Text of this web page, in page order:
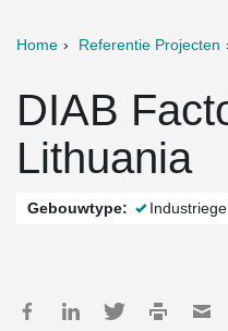
Home Referentie Projecten
DIAB
Lithuania
Gebouwtype: